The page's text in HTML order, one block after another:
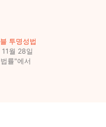
투명성법
월 28일
률"에서